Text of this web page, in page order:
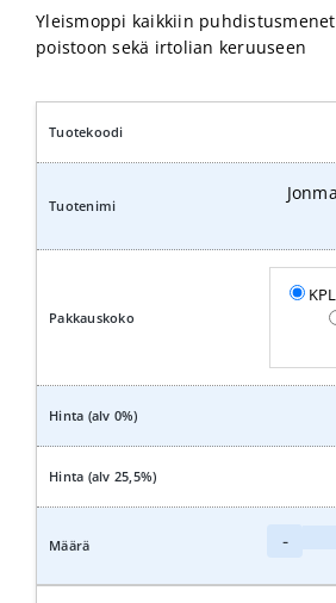
Yleismoppi kaikkiin
poistoon sekä irtolian keruuseen
KPL
-